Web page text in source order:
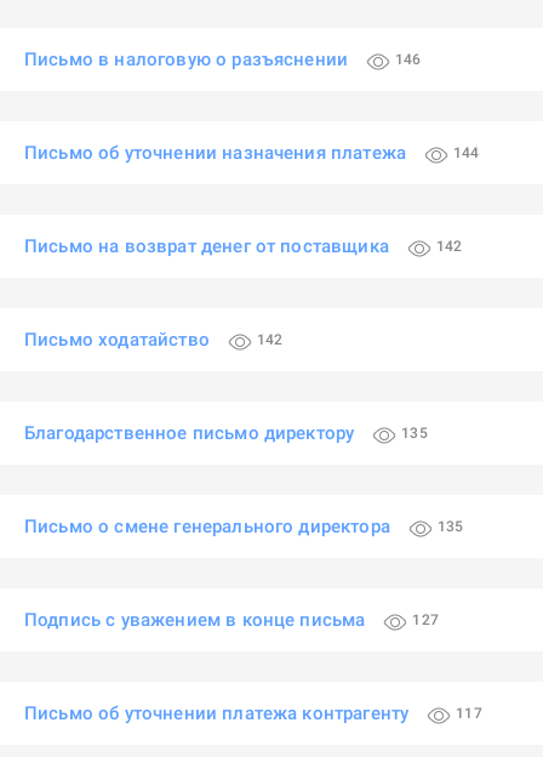
Письмо в налоговую о разъяснении 146
Письмо об уточнении назначения платежа 144
Письмо на возврат денег от поставщика 142
Письмо ходатайство 142
Благодарственное письмо директору 135
Письмо о смене генерального директора 135
Подпись с уважением в конце письма 127
Письмо об уточнении платежа контрагенту 117